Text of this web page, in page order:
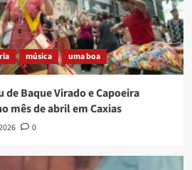
música uma boa
de Baque Virado e Capoeira
mês de abril em Caxias
0